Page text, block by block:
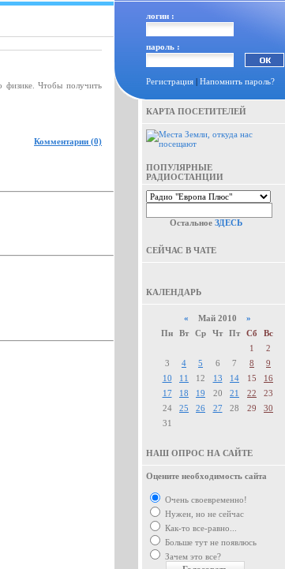
физике. Чтобы получить
Комментарии (0)
логин :
пароль :
Регистрация | Напомнить пароль?
КАРТА ПОСЕТИТЕЛЕЙ
ПОПУЛЯРНЫЕ
РАДИОСТАНЦИИ
Остальное ЗДЕСЬ
СЕЙЧАС В ЧАТЕ
КАЛЕНДАРЬ
« Май 2010 »
Пн
Вт Ср Чт Пт Сб
Вс
1
2
3
4 5 6 7 8
9
10
11 12 13 14 15
16
17
18 19 20 21 22
23
24
25 26 27 28 29
30
31
НАШ ОПРОС НА САЙТЕ
Оцените необходимость сайта
Очень своевременно!
Нужен, но не сейчас
Как-то все-равно...
Больше тут не появлюсь
Зачем это все?